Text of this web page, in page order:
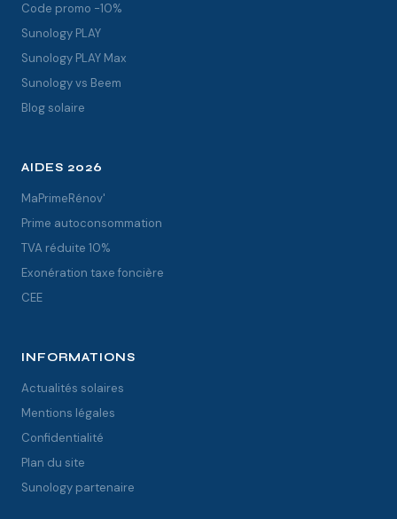
Code promo -10%
Sunology PLAY
Sunology PLAY Max
Sunology vs Beem
Blog solaire
AIDES 2026
MaPrimeRénov'
Prime autoconsommation
TVA réduite 10%
Exonération taxe foncière
CEE
INFORMATIONS
Actualités solaires
Mentions légales
Confidentialité
Plan du site
Sunology partenaire